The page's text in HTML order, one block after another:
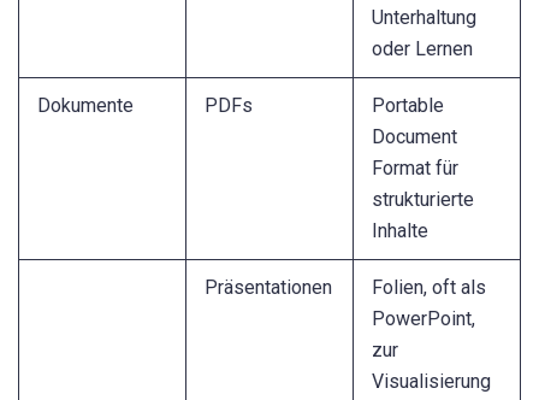
Unterhaltung
oder Lernen
Dokumente PDFs
Portable
Document
Format für
strukturierte
Inhalte
Präsentationen
Folien, oft als
PowerPoint,
zur
Visualisierung